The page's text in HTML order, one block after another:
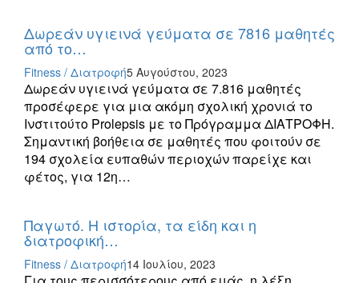
Δωρεάν υγιεινά γεύματα σε 7816 μαθητές
από το…
Fitness / Διατροφή5 Αυγούστου, 2023
Δωρεάν υγιεινά γεύματα σε 7.816 μαθητές
προσέφερε για μια ακόμη σχολική χρονιά το
Ινστιτούτο Prolepsis με το Πρόγραμμα ΔΙΑΤΡΟΦΗ.
Σημαντική βοήθεια σε μαθητές που φοιτούν σε
194 σχολεία ευπαθών περιοχών παρείχε και
φέτος, για 12η…
Παγωτό. Η ιστορία, τα είδη και η
διατροφική…
Fitness / Διατροφή14 Ιουλίου, 2023